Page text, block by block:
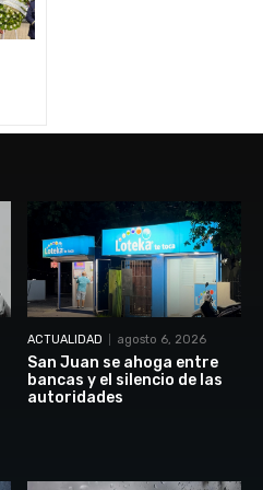
ACTUALIDAD agosto 6, 2026
San Juan se ahoga entre
bancas y el silencio de las
autoridades